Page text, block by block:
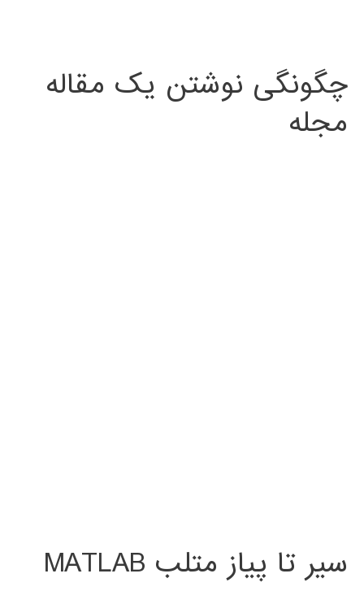
چگونگی نوشتن یک مقاله
مجله
سیر تا پیاز متلب MATLAB